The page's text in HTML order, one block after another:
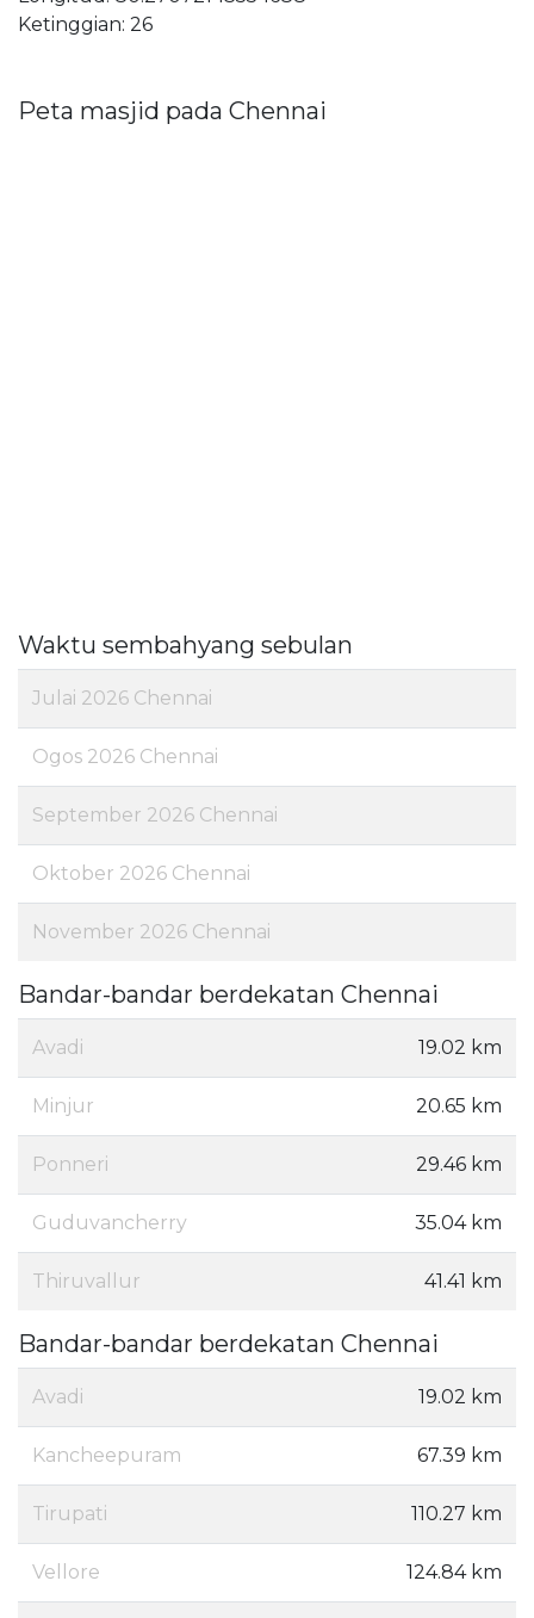
Ketinggian: 26
Peta masjid pada Chennai
Waktu sembahyang sebulan
Julai 2026 Chennai
Ogos 2026 Chennai
September 2026 Chennai
Oktober 2026 Chennai
November 2026 Chennai
Bandar-bandar berdekatan Chennai
Avadi 19.02 km
Minjur 20.65 km
Ponneri 29.46 km
Guduvancherry 35.04 km
Thiruvallur 41.41 km
Bandar-bandar berdekatan Chennai
Avadi 19.02 km
Kancheepuram 67.39 km
Tirupati 110.27 km
Vellore 124.84 km